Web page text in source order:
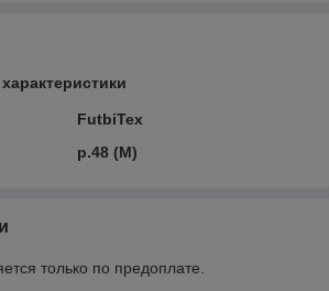
FutbiTex
р.48 (M)
только по предоплате.